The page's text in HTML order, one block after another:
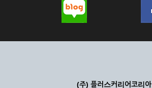
(주) 플러스커리어코리아